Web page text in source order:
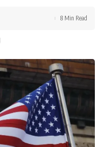
8 Min Read